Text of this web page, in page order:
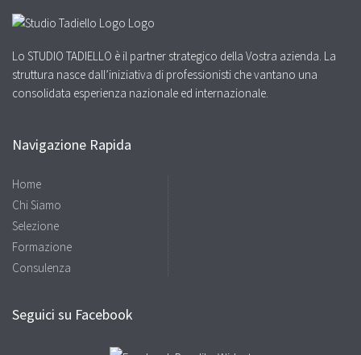
Lo STUDIO TADIELLO è il partner strategico della Vostra azienda. La
struttura nasce dall’iniziativa di professionisti che vantano una
consolidata esperienza nazionale ed internazionale.
Navigazione Rapida
Home
Chi Siamo
Selezione
Formazione
Consulenza
Seguici su Facebook